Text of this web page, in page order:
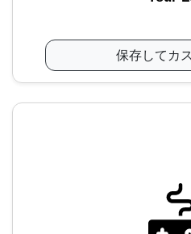
保存してカ